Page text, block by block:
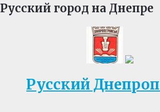
Русский город на Днепре
Русский